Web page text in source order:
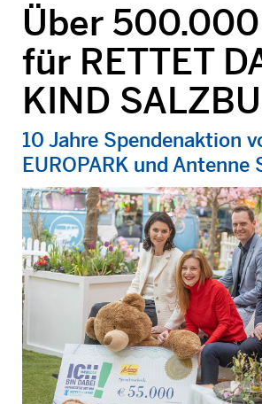
Über
für RETTET
KIND
10 Jahre Spendenaktion
EUROPARK und Antenne